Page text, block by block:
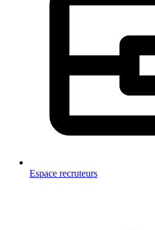
Espace recruteurs